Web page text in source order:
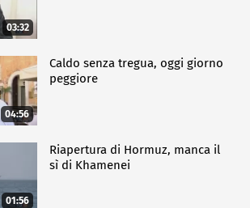
03:32
04:56
Caldo senza tregua, oggi giorno
peggiore
01:56
Riapertura di Hormuz, manca il
sì di Khamenei